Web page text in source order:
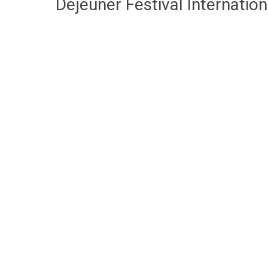
Déjeuner Festival